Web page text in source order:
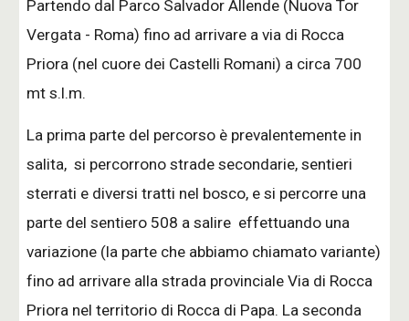
Partendo dal Parco Salvador Allende (Nuova Tor
Vergata - Roma) fino ad arrivare a via di Rocca
Priora (nel cuore dei Castelli Romani) a circa 700
mt s.l.m.
La prima parte del percorso è prevalentemente in
salita,  si percorrono strade secondarie, sentieri
sterrati e diversi tratti nel bosco, e si percorre una
parte del sentiero 508 a salire
  effettuando una
variazione (la parte che abbiamo chiamato variante)
fino ad arrivare alla strada provinciale Via di Rocca
Priora nel territorio di Rocca di Papa. La seconda